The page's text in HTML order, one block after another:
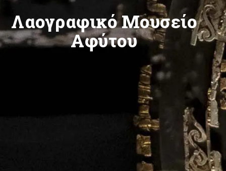
Λαογραφικό Μουσείο
Αφύτου